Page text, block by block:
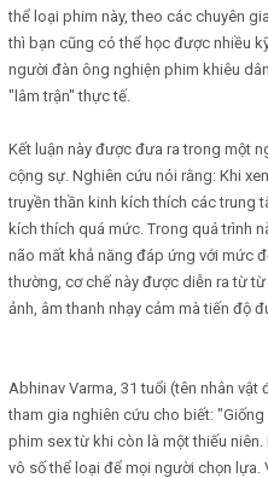
thể loại phim này, theo các chuyên
thì bạn cũng có thể học được nhiều
người đàn ông nghiện phim khiêu
"lâm trận" thực tế.
Kết luận này được đưa ra trong một
cộng sự. Nghiên cứu nói rằng: Khi
truyền thần kinh kích thích các trung
kích thích quá mức. Trong quá trình
não mất khả năng đáp ứng với mức
thường, cơ chế này được diễn ra từ
ảnh, âm thanh nhạy cảm mà tiến độ
Abhinav Varma, 31 tuổi (tên nhân
tham gia nghiên cứu cho biết:
phim sex từ khi còn là một thiếu
vô số thể loại để mọi người chọn lựa.